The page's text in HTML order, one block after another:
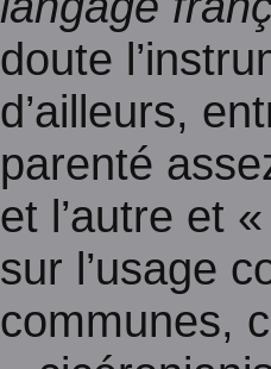
doute
d’ailleurs,
parenté
et l’autre et
sur l’usage
communes,